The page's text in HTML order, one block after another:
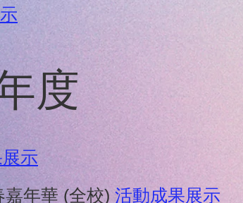
度
示
年華 (全校) 活動成果展示